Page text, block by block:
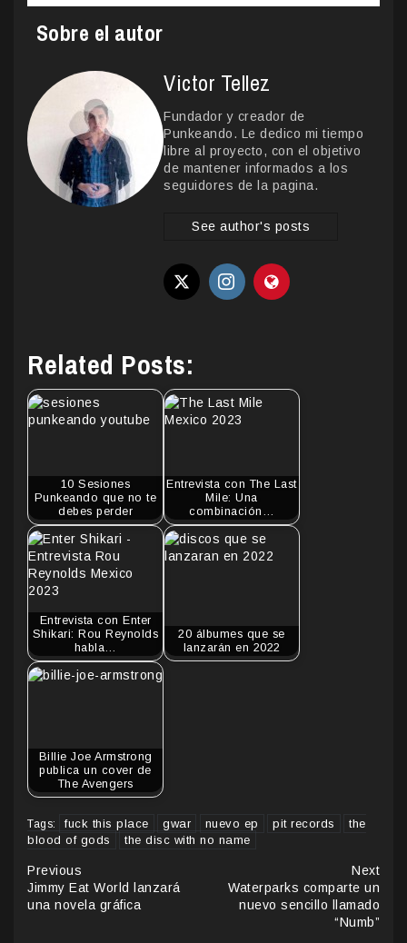
Sobre el autor
Victor Tellez
Fundador y creador de
Punkeando. Le dedico mi tiempo
libre al proyecto, con el objetivo
de mantener informados a los
seguidores de la pagina.
See author's posts
Related Posts:
10 Sesiones
Punkeando que no te
debes perder
Entrevista con The Last
Mile: Una
combinación…
Entrevista con Enter
Shikari: Rou Reynolds
habla…
20 álbumes que se
lanzarán en 2022
Billie Joe Armstrong
publica un cover de
The Avengers
Tags: fuck this place gwar nuevo ep pit records
the
blood of gods
the disc with no name
Continue
Reading
Previous
Jimmy Eat World lanzará
una novela gráfica
Next
Waterparks comparte un
nuevo sencillo llamado
“Numb”